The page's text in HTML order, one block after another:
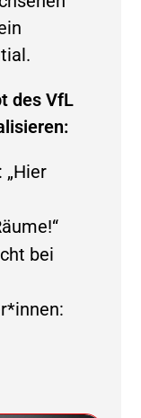
des VfL
„Hier
bei